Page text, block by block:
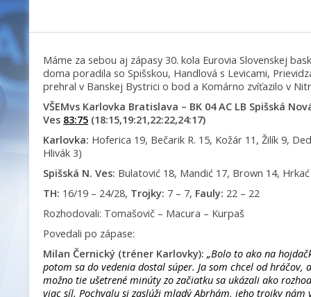
Máme za sebou aj zápasy 30. kola Eurovia Slovenskej
doma poradila so Spišskou, Handlová s Levicami,
prehral v Banskej Bystrici o bod a Komárno zvíťazilo v
VŠEMvs Karlovka Bratislava – BK 04 AC LB Spišská
Ves 83:75 (18:15,19:21,22:22,24:17)
Karlovka: Hoferica 19, Bečarik R. 15, Kožár 11, Žilík 9,
Hlivák 3)
Spišská N. Ves: Bulatović 18, Mandić 17, Brown 14,
TH: 16/19 – 24/28, Trojky: 7 – 7, Fauly: 22 – 22
Rozhodovali: Tomašovič – Macura – Kurpaš
Povedali po zápase:
Milan Černický (tréner Karlovky): „Bolo to ako na
potom sa do vedenia dostal súper. Ja som chcel od hráčov,
možno tie ušetrené minúty zo začiatku sa ukázali ako
viac síl. Pochvalu si zaslúži mladý Abrhám, jeho trojky nám